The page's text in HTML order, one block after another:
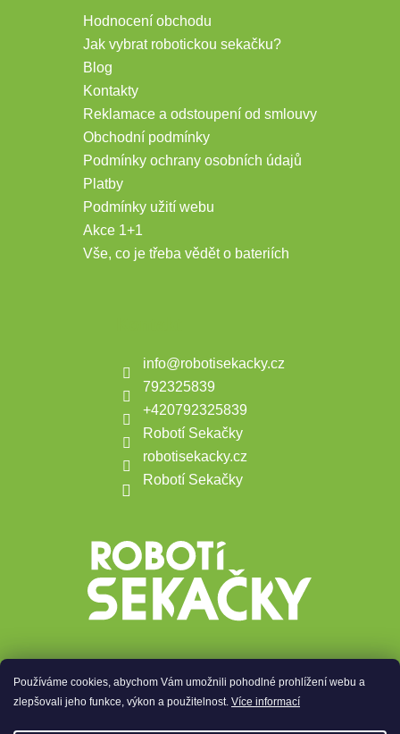
Používáme cookies, abychom Vám umožnili pohodlné prohlížení webu a
zlepšovali jeho funkce, výkon a použitelnost. Více informací
Hodnocení obchodu
Jak vybrat robotickou sekačku?
Blog
Kontakty
Reklamace a odstoupení od smlouvy
Obchodní podmínky
Podmínky ochrany osobních údajů
Platby
Podmínky užití webu
Akce 1+1
Vše, co je třeba vědět o bateriích
info@robotisekacky.cz
792325839
+420792325839
Robotí Sekačky
robotisekacky.cz
Robotí Sekačky
Přijímáme online platby